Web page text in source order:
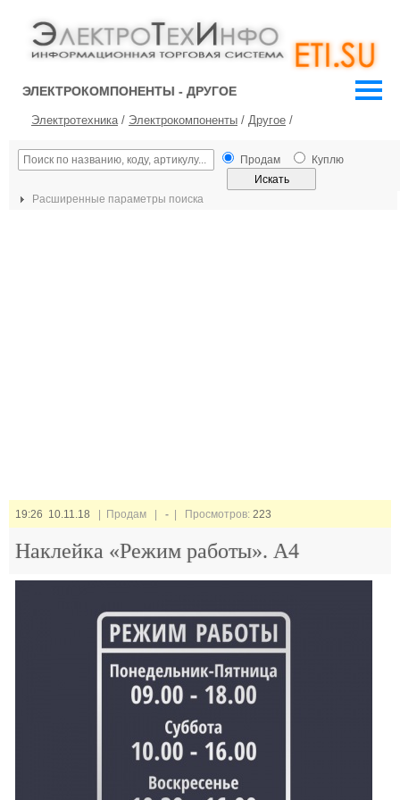
ЭЛЕКТРОКОМПОНЕНТЫ - ДРУГОЕ
Электротехника/ Электрокомпоненты / Другое /
Продам Куплю
Расширенные параметры поиска
19:26 10.11.18 | Продам | - | Просмотров: 223
Наклейка «Режим работы». А4